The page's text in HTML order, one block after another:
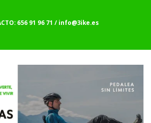
656 91 96 71 / info@3ike.es